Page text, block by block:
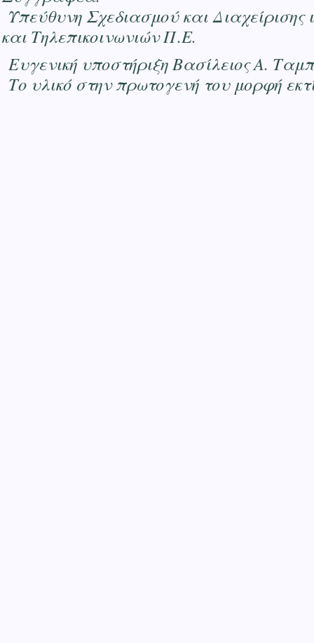
Υπεύθυνη Σχεδιασμού και
και Τηλεπικοινωνιών Π.Ε.
Ευγενική υποστήριξη Βασίλειος Α.
Το υλικό στην πρωτογενή του μορφή